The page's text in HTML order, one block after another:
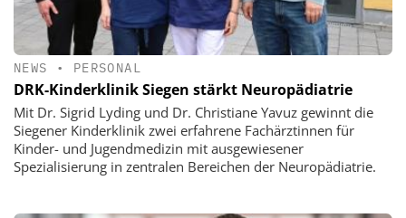
NEWS • PERSONAL
DRK-Kinderklinik Siegen stärkt Neuropädiatrie
Mit Dr. Sigrid Lyding und Dr. Christiane Yavuz gewinnt die
Siegener Kinderklinik zwei erfahrene Fachärztinnen für
Kinder- und Jugendmedizin mit ausgewiesener
Spezialisierung in zentralen Bereichen der Neuropädiatrie.